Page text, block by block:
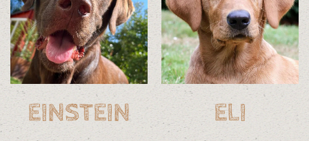
EINSTEIN ELI